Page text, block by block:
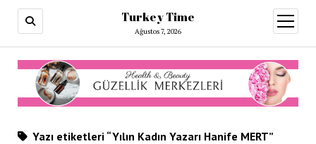
Turkey Time
Ağustos 7, 2026
aç
Yazı etiketleri “Yılın Kadın Yazarı Hanife MERT”